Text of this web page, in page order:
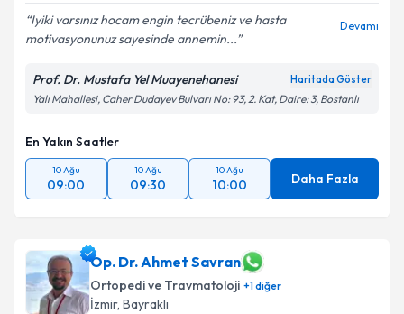
Iyiki varsınız hocam engin tecrübeniz ve hasta
motivasyonunuz sayesinde annemin...
Devamı
Prof. Dr. Mustafa Yel Muayenehanesi Haritada Göster
Yalı Mahallesi, Caher Dudayev Bulvarı No: 93, 2. Kat, Daire: 3, Bostanlı
En Yakın Saatler
10 Ağu
09:00
10 Ağu
09:30
10 Ağu
10:00 Daha Fazla
Op. Dr. Ahmet Savran
Ortopedi ve Travmatoloji +1diğer
İzmir, Bayraklı